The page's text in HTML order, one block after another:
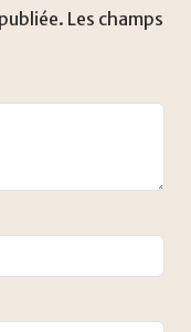
Les champs